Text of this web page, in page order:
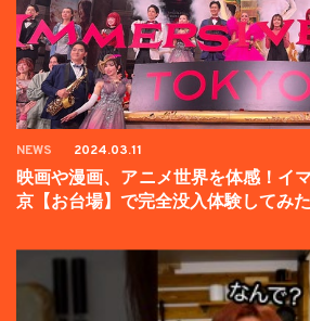
NEWS 2024.03.11
映画や漫画、アニメ世界を体感！イ
京【お台場】で完全没入体験してみた